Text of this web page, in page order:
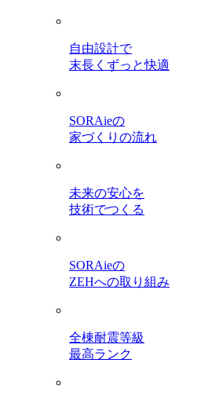
自由設計で
末長くずっと快適
SORAieの
家づくりの流れ
未来の安心を
技術でつくる
SORAieの
ZEHへの取り組み
全棟耐震等級
最高ランク